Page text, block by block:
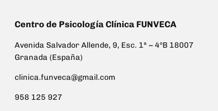
Centro de Psicología Clínica FUNVECA
Avenida Salvador Allende, 9, Esc. 1ª – 4ºB 18007
Granada (España)
clinica.funveca@gmail.com
958 125 927